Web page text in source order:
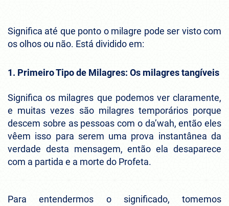
Significa até que ponto o milagre pode ser visto com
os olhos ou não. Está dividido em:
1. Primeiro Tipo de Milagres: Os milagres tangíveis
Significa os milagres que podemos ver claramente,
e muitas vezes são milagres temporários porque
descem sobre as pessoas com o da’wah, então eles
vêem isso para serem uma prova instantânea da
verdade desta mensagem, então ela desaparece
com a partida e a morte do Profeta.
Para entendermos o significado, tomemos